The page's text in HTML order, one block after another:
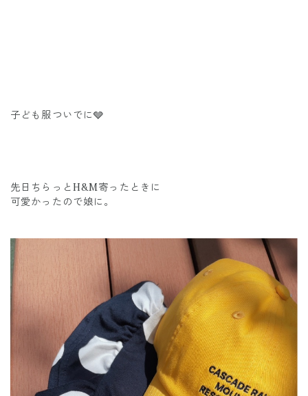
子ども服ついでに🩶
先日ちらっとH&M寄ったときに
可愛かったので娘に。